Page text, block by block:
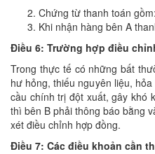
Chứng từ thanh toán
Khi nhận hàng bên A
Điều 6: Trường hợp điều
Trong thực tế có những bất
hư hỏng, thiếu nguyên liệu,
cầu chính trị đột xuất, gây khó
thì bên B phải thông báo bằng
xét điều chỉnh hợp đồng.
Điều 7: Các điều khoản cần